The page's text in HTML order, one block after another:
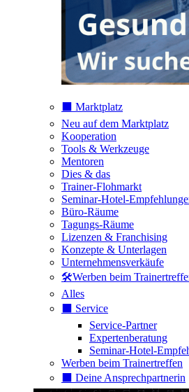
⬛️ Marktplatz
Neu auf dem Marktplatz
Kooperation
Tools & Werkzeuge
Mentoren
Dies & das
Trainer-Flohmarkt
Seminar-Hotel-
Büro-Räume
Tagungs-Räume
Lizenzen & Franchising
Konzepte & Unterlagen
Unternehmensverkäufe
🛠️Werben beim
Alles
⬛️ Service
Service-Partner
Expertenberatung
Seminar-Hotel-
Werben beim Trainertreffen
⬛️ Deine Ansprechpartnerin